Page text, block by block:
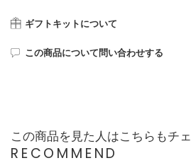
ギフトキットについて
この商品について問い合わせする
この商品を見た人はこちらもチ
RECOMMEND